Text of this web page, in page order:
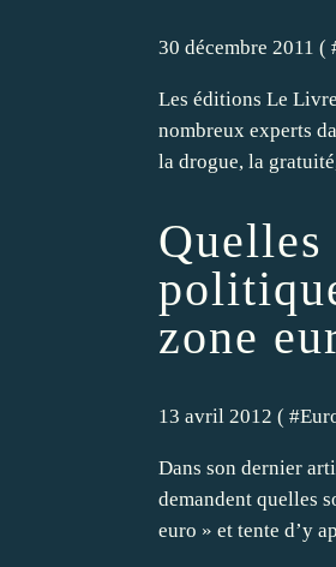
30 décembre 2011 (
Les éditions Le
nombreux experts
la drogue, la
Quelles
zone
13 avril 2012 ( #
Dans son dernier
demandent quelles
euro » et tente d’y